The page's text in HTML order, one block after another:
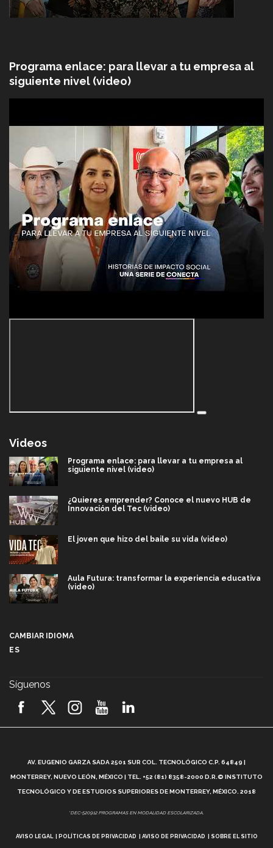
Programa enlace: para llevar a tu empresa al
siguiente nivel (video)
Videos
Programa enlace: para llevar a tu empresa al
siguiente nivel (video)
¿Quieres emprender? Conoce el nuevo HUB de
Innovación del Tec (video)
El joven que hizo del baile su vida (video)
Aula Futura: transformar la experiencia educativa
(video)
2026! (video)
¿Cómo es el Modelo Educativo Tec? (video)
Vida Tec: Feminismo e Inteligencia Artificial, Paola
CAMBIAR IDIOMA
ES
Síguenos
AV. EUGENIO GARZA SADA 2501 SUR COL. TECNOLÓGICO C.P. 64849 |
MONTERREY, NUEVO LEÓN, MÉXICO | TEL. +52 (81) 8358-2000 D.R.© INSTITUTO
TECNOLÓGICO Y DE ESTUDIOS SUPERIORES DE MONTERREY, MÉXICO. 2018
*DEC-520912 PROGRAMAS EN MODALIDAD ESCOLARIZADA.
AVISO LEGAL POLÍTICAS DE PRIVACIDAD AVISO DE PRIVACIDAD SOBRE EL SITIO